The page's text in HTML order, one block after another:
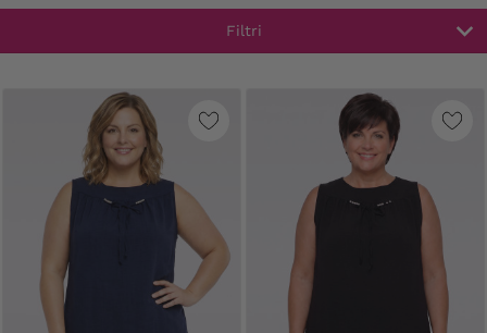
Filtri